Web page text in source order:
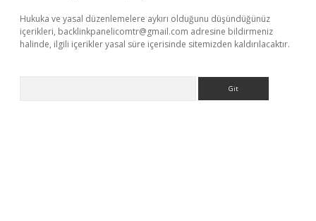
Hukuka ve yasal düzenlemelere aykırı olduğunu düşündüğünüz
içerikleri, backlinkpanelicomtr@gmail.com adresine bildirmeniz
halinde, ilgili içerikler yasal süre içerisinde sitemizden kaldırılacaktır.